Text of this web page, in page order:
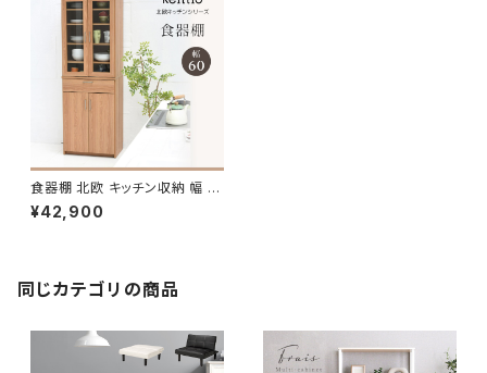
食器棚 北欧 キッチン収納 幅 6
0 高さ 180 収納 棚 ラック カッ
プボード レンジ台
¥42,900
同じカテゴリの商品